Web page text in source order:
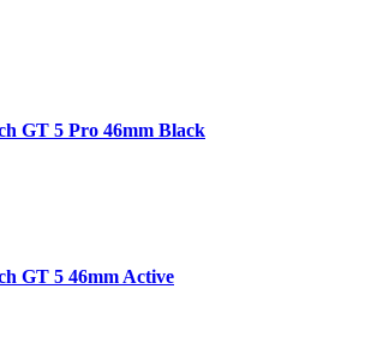
GT 5 Pro 46mm Black
GT 5 46mm Active